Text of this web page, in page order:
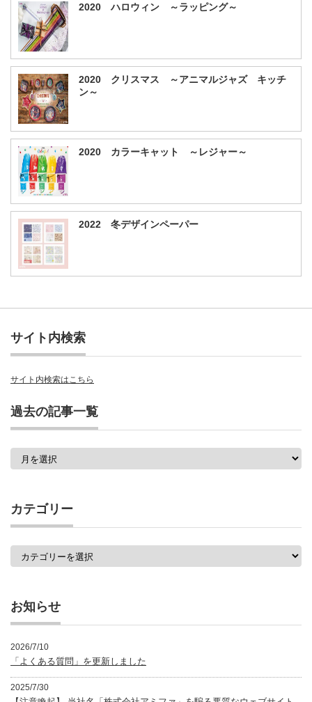
2020 ハロウィン ～ラッピング～
2020 クリスマス ～アニマルジャズ キッチ
ン～
2020 カラーキャット ～レジャー～
2022 冬デザインペーパー
サイト内検索
サイト内検索はこちら
過去の記事一覧
過
一
覧
カテゴリー
カ
お知らせ
2026/7/10
「よくある質問」を更新しました
2025/7/30